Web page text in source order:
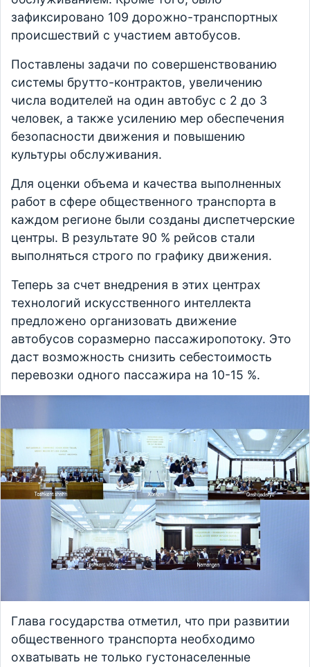
зафиксировано 109 дорожно-транспортных
происшествий с участием автобусов.
Поставлены задачи по совершенствованию
системы брутто-контрактов, увеличению
числа водителей на один автобус с 2 до 3
человек, а также усилению мер обеспечения
безопасности движения и повышению
культуры обслуживания.
Для оценки объема и качества выполненных
работ в сфере общественного транспорта в
каждом регионе были созданы диспетчерские
центры. В результате 90 % рейсов стали
выполняться строго по графику движения.
Теперь за счет внедрения в этих центрах
технологий искусственного интеллекта
предложено организовать движение
автобусов соразмерно пассажиропотоку. Это
даст возможность снизить себестоимость
перевозки одного пассажира на 10-15 %.
Глава государства отметил, что при развитии
общественного транспорта необходимо
охватывать не только густонаселенные